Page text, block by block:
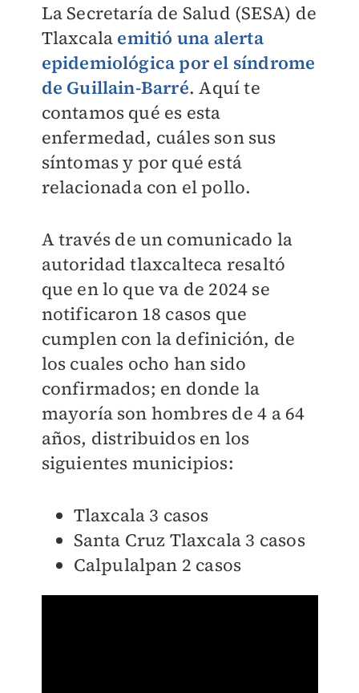
La Secretaría de Salud (SESA) de
Tlaxcala emitió una alerta
epidemiológica por el síndrome
de Guillain-Barré. Aquí te
contamos qué es esta
enfermedad, cuáles son sus
síntomas y por qué está
relacionada con el pollo.
A través de un comunicado la
autoridad tlaxcalteca resaltó
que en lo que va de 2024 se
notificaron 18 casos que
cumplen con la definición, de
los cuales ocho han sido
confirmados; en donde la
mayoría son hombres de 4 a 64
años, distribuidos en los
siguientes municipios:
Tlaxcala 3 casos
Santa Cruz Tlaxcala 3 casos
Calpulalpan 2 casos